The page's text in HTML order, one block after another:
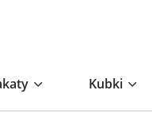
Kubki